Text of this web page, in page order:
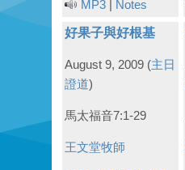
MP3 Notes
好果子與好根基
August 9, 2009 (主日
證道)
馬太福音7:1-29
王文堂牧師